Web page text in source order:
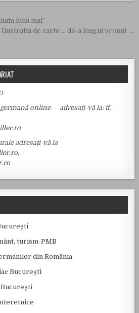
lună mai”
Ilustratia de carte … de-a lungul vremii →
online adresați-vă la: tf.
adresați-vă la
,
turism-PMB
din România
București
Bucureşti